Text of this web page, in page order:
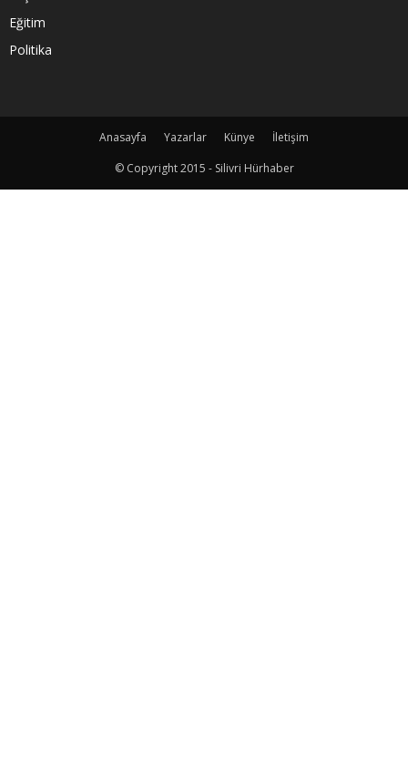
Eğitim
Politika
Anasayfa Yazarlar Künye
İletişim
© Copyright 2015 - Silivri Hürhaber